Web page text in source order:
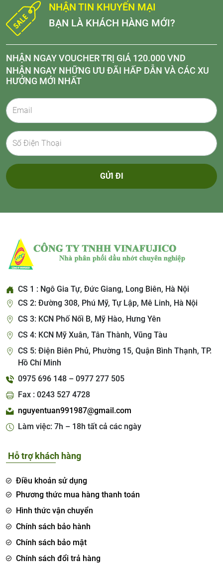
NHẬN TIN KHUYẾN MẠI
BẠN LÀ KHÁCH HÀNG MỚI?
NHẬN NGAY VOUCHER TRỊ GIÁ 120.000 VND
NHẬN NGAY NHỮNG ƯU ĐÃI HẤP DẪN VÀ CÁC XU
HƯỚNG MỚI NHẤT
GỬI ĐI
CS 1 : Ngô Gia Tự, Đức Giang, Long Biên, Hà Nội
CS 2: Đường 308, Phú Mỹ, Tự Lập, Mê Linh, Hà Nội
CS 3: KCN Phố Nối B, Mỹ Hào, Hưng Yên
CS 4: KCN Mỹ Xuân, Tân Thành, Vũng Tàu
CS 5: Điện Biên Phủ, Phường 15, Quận Bình Thạnh, TP.
Hồ Chí Minh
0975 696 148 – 0977 277 505
Fax : 0243 527 4728
nguyentuan991987@gmail.com
Làm việc: 7h – 18h tất cả các ngày
Hỗ trợ khách hàng
Điều khoản sử dụng
Phương thức mua hàng thanh toán
Hình thức vận chuyển
Chính sách bảo hành
Chính sách bảo mật
Chính sách đổi trả hàng